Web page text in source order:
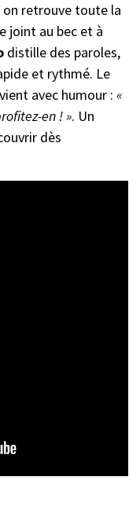
on retrouve toute la
joint au bec et à
distille des paroles,
et rythmé. Le
avec humour : «
en ! ». Un
dès